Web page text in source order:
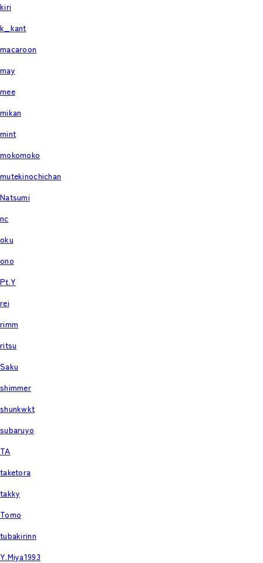
kiri
k_kant
macaroon
may
mee
mikan
mint
mokomoko
mutekinochichan
Natsumi
nc
oku
ono
Pt.Y
rei
rimm
ritsu
Saku
shimmer
shunkwkt
subaruyo
TA
taketora
takky
Tomo
tubakirinn
Y.Miya1993